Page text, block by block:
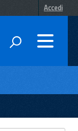
Accedi